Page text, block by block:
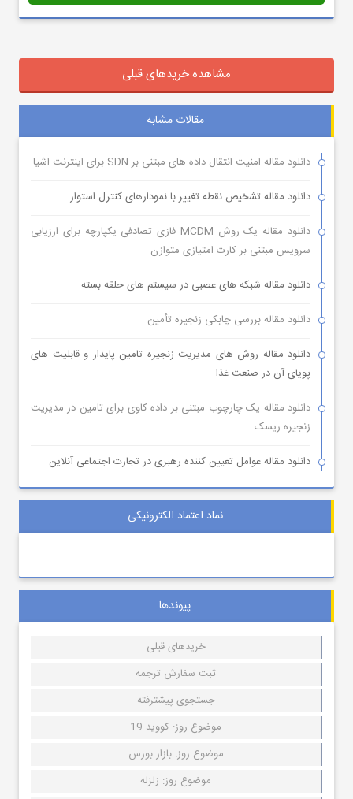
مشاهده خریدهای قبلی
مقالات مشابه
دانلود مقاله امنیت انتقال داده های مبتنی بر SDN برای اینترنت اشیا
دانلود مقاله تشخیص نقطه تغییر با نمودارهای کنترل استوار
دانلود مقاله یک روش MCDM فازی تصادفی یکپارچه برای ارزیابی
سرویس مبتنی بر کارت امتیازی متوازن
دانلود مقاله شبکه های عصبی در سیستم های حلقه بسته
دانلود مقاله بررسی چابکی زنجیره تأمین
دانلود مقاله روش های مدیریت زنجیره تامین پایدار و قابلیت های
پویای آن در صنعت غذا
دانلود مقاله یک چارچوب مبتنی بر داده کاوی برای تامین در مدیریت
زنجیره ریسک
دانلود مقاله عوامل تعیین کننده رهبری در تجارت اجتماعی آنلاین
نماد اعتماد الکترونیکی
پیوندها
خریدهای قبلی
ثبت سفارش ترجمه
جستجوی پیشترفته
موضوع روز: کووید 19
موضوع روز: بازار بورس
موضوع روز: زلزله